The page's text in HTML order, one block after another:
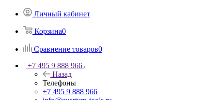
Личный кабинет
Корзина0
Сравнение товаров0
+7 495 9 888 966
Назад
Телефоны
+7 495 9 888 966